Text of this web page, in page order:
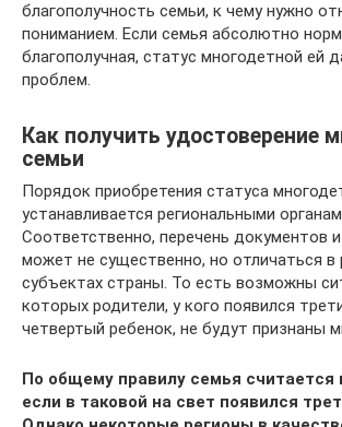
благополучность семьи, к чему нужно
пониманием. Если семья абсолютно
благополучная, статус многодетной ей
проблем.
Как получить удостоверение
семьи
Порядок приобретения статуса
устанавливается региональными
Соответственно, перечень документов
может не существенно, но отличаться в
субъектах страны. То есть возможны
которых родители, у кого появился
четвертый ребенок, не будут признаны
По общему правилу семья считается
если в таковой на свет появился